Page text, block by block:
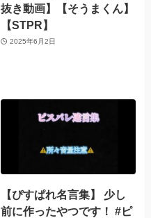
抜き動画】【そうまくん】
【STPR】
2025年6月2日
【ぴすぱれ名言集】 少し
前に作ったやつです！ #ピ